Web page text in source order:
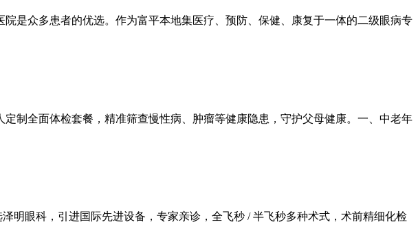
是众多患者的优选。作为富平本地集医疗、预防、保健、康复于一体的二级眼病专
制全面体检套餐，精准筛查慢性病、肿瘤等健康隐患，守护父母健康。一、中老年
明眼科，引进国际先进设备，专家亲诊，全飞秒 / 半飞秒多种术式，术前精细化检